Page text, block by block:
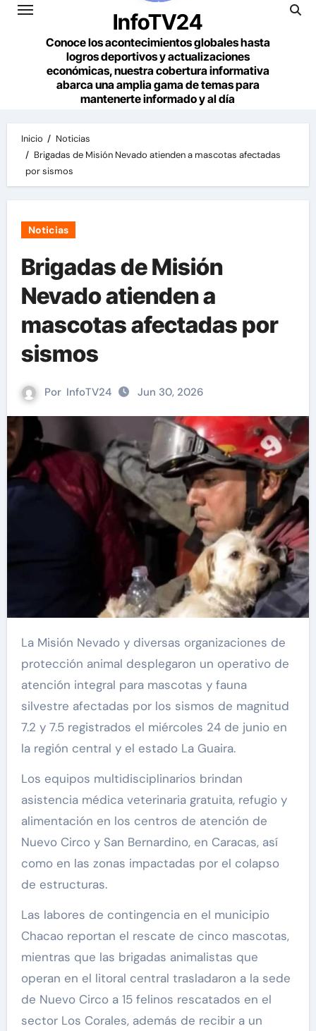
InfoTV24
Conoce los acontecimientos globales hasta
logros deportivos y actualizaciones
económicas, nuestra cobertura informativa
abarca una amplia gama de temas para
mantenerte informado y al día
Inicio
Noticias
Brigadas de Misión Nevado atienden a mascotas afectadas
por sismos
Noticias
Brigadas de Misión
Nevado atienden a
mascotas afectadas por
sismos
Por InfoTV24 Jun 30, 2026
La Misión Nevado y diversas organizaciones de
protección animal desplegaron un operativo de
atención integral para mascotas y fauna
silvestre afectadas por los sismos de magnitud
7.2 y 7.5 registrados el miércoles 24 de junio en
la región central y el estado La Guaira.
Los equipos multidisciplinarios brindan
asistencia médica veterinaria gratuita, refugio y
alimentación en los centros de atención de
Nuevo Circo y San Bernardino, en Caracas, así
como en las zonas impactadas por el colapso
de estructuras.
Las labores de contingencia en el municipio
Chacao reportan el rescate de cinco mascotas,
mientras que las brigadas animalistas que
operan en el litoral central trasladaron a la sede
de Nuevo Circo a 15 felinos rescatados en el
sector Los Corales, además de recibir a un